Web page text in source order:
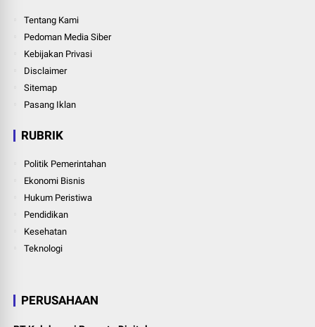
Tentang Kami
Pedoman Media Siber
Kebijakan Privasi
Disclaimer
Sitemap
Pasang Iklan
RUBRIK
Politik Pemerintahan
Ekonomi Bisnis
Hukum Peristiwa
Pendidikan
Kesehatan
Teknologi
PERUSAHAAN